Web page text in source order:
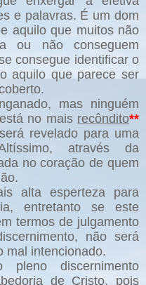
e palavras. É um dom
aquilo que muitos não
ou não conseguem
consegue identificar o
aquilo que parece ser
mas ninguém
no mais recôndito**
revelado para uma
através da
no coração de quem
alta esperteza para
entretanto se este
termos de julgamento
não será
mal intencionado.
discernimento
de Cristo, pois